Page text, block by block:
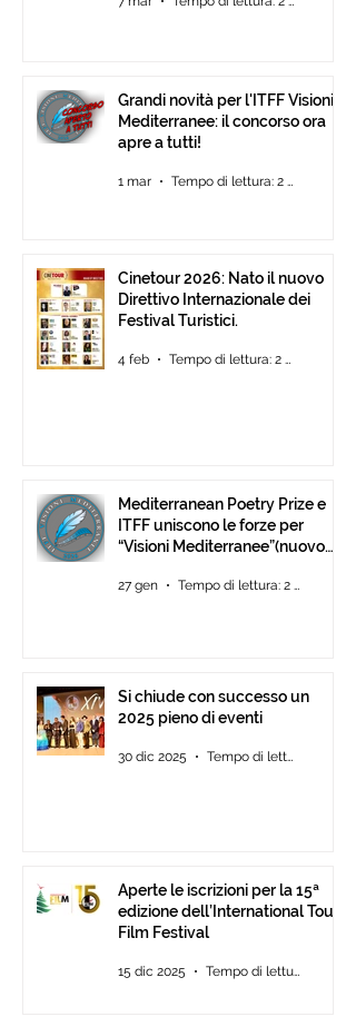
Grandi novità per l'ITFF Visioni
Mediterranee: il concorso ora
apre a tutti!
1 mar Tempo di lettura: 2 min
Cinetour 2026: Nato il nuovo
Direttivo Internazionale dei
Festival Turistici.
4 feb Tempo di lettura: 2 min
Mediterranean Poetry Prize e
ITFF uniscono le forze per
“Visioni Mediterranee”(nuovo
27 gen Tempo di lettura: 2 min
Si chiude con successo un
2025 pieno di eventi
30 dic 2025 Tempo di lettura: 2 min
Aperte le iscrizioni per la 15ª
edizione dell’International Tour
Film Festival
15 dic 2025 Tempo di lettura: 2 min